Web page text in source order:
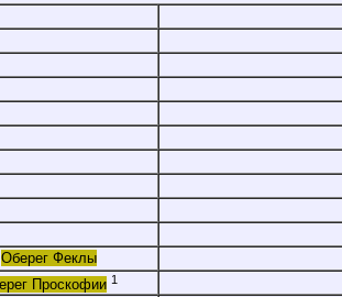
Оберег Феклы
Проскофии 1